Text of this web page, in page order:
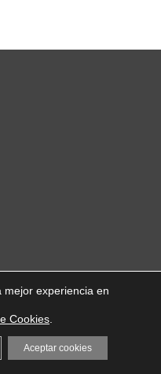
mejor experiencia en
Cookies
Aceptar cookies